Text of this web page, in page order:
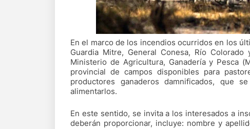
En el marco de los incendios ocurridos en los
Guardia Mitre, General Conesa, Río
Ministerio de Agricultura, Ganadería y Pesca
provincial de campos disponibles para
productores ganaderos damnificados, que
alimentarlos.
En este sentido, se invita a los interesados a
deberán proporcionar, incluye: nombre y